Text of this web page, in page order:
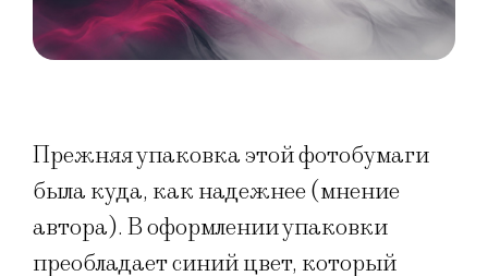
Прежняя упаковка этой фотобумаги
была куда, как надежнее (мнение
автора). В оформлении упаковки
преобладает синий цвет, который